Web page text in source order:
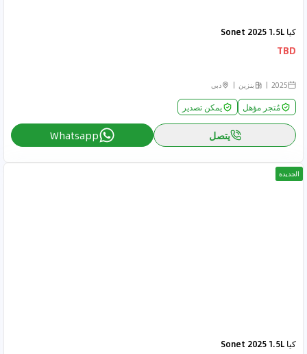
كيا Sonet 2025 1.5L
TBD
2025 بنزين دبي
مُتجر مؤهل يمكن تصدير
يتصل Whatsapp
الجديدة
كيا Sonet 2025 1.5L